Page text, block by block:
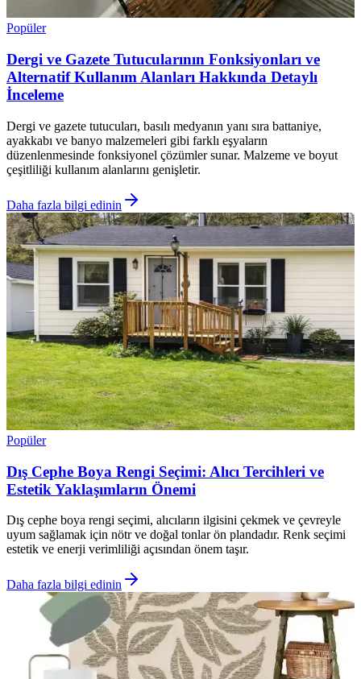
Popüler
Dergi ve Gazete Tutucularının Fonksiyonları ve
Alternatif Kullanım Alanları Hakkında Detaylı
İnceleme
Dergi ve gazete tutucuları, basılı medyanın yanı sıra battaniye,
ayakkabı ve banyo malzemeleri gibi farklı eşyaların
düzenlenmesinde fonksiyonel çözümler sunar. Malzeme ve boyut
çeşitliliği kullanım alanlarını genişletir.
Daha fazla bilgi edinin
Popüler
Dış Cephe Boya Rengi Seçimi: Alıcı Tercihleri ve
Estetik Yaklaşımların Önemi
Dış cephe boya rengi seçimi, alıcıların ilgisini çekmek ve çevreyle
uyum sağlamak için nötr ve doğal tonlar ön plandadır. Renk seçimi
estetik ve enerji verimliliği açısından önem taşır.
Daha fazla bilgi edinin